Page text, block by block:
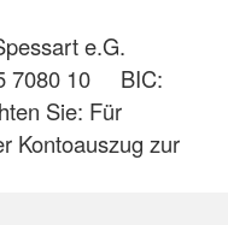
e.G.
7080 10 BIC:
Sie: Für
Kontoauszug zur